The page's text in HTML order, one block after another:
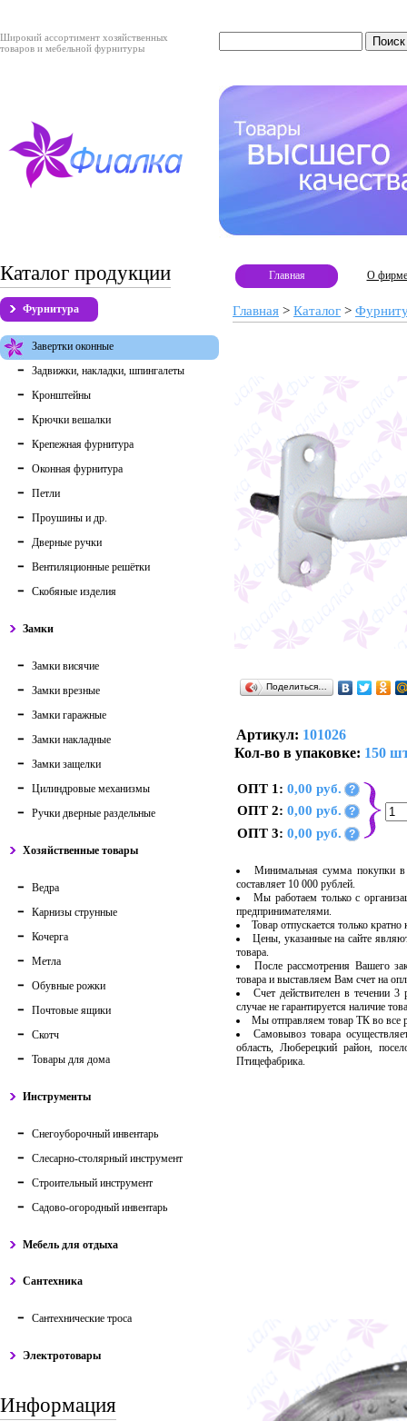
Широкий ассортимент хозяйственных
товаров и мебельной фурнитуры
Каталог продукции
Фурнитура
Завертки оконные
Задвижки, накладки, шпингалеты
Кронштейны
Крючки вешалки
Крепежная фурнитура
Оконная фурнитура
Петли
Проушины и др.
Дверные ручки
Вентиляционные решётки
Скобяные изделия
Замки
Замки висячие
Замки врезные
Замки гаражные
Замки накладные
Замки защелки
Цилиндровые механизмы
Ручки дверные раздельные
Хозяйственные товары
Ведра
Карнизы струнные
Кочерга
Метла
Обувные рожки
Почтовые ящики
Скотч
Товары для дома
Инструменты
Снегоуборочный инвентарь
Слесарно-столярный инструмент
Строительный инструмент
Садово-огородный инвентарь
Мебель для отдыха
Сантехника
Сантехнические троса
Электротовары
Информация
Главная О фирме
Главная > Каталог >
Поделиться…
Артикул: 101026
Кол-во в упаковке: 150
ОПТ 1: 0,00 руб. ?
ОПТ 2: 0,00 руб. ?
ОПТ 3: 0,00 руб. ?
Минимальная сумма покупки в
составляет 10 000 рублей.
Мы работаем только с
предпринимателями.
Товар отпускается только
Цены, указанные на сайте
товара.
После рассмотрения Вашего
товара и выставляем Вам счет на
Счет действителен в течении
случае не гарантируется наличие
Мы отправляем товар ТК во
Самовывоз товара
область, Люберецкий район,
Птицефабрика.